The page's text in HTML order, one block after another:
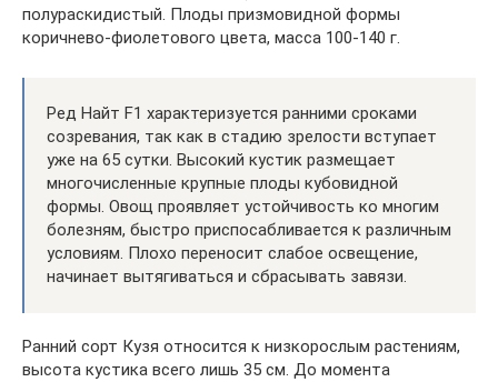
полураскидистый. Плоды призмовидной формы
коричнево-фиолетового цвета, масса 100-140 г.
Ред Найт F1 характеризуется ранними сроками
созревания, так как в стадию зрелости вступает
уже на 65 сутки. Высокий кустик размещает
многочисленные крупные плоды кубовидной
формы. Овощ проявляет устойчивость ко многим
болезням, быстро приспосабливается к различным
условиям. Плохо переносит слабое освещение,
начинает вытягиваться и сбрасывать завязи.
Ранний сорт Кузя относится к низкорослым растениям,
высота кустика всего лишь 35 см. До момента